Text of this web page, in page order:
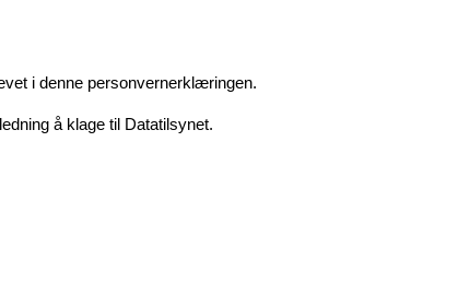
i denne personvernerklæringen.
å klage til Datatilsynet.